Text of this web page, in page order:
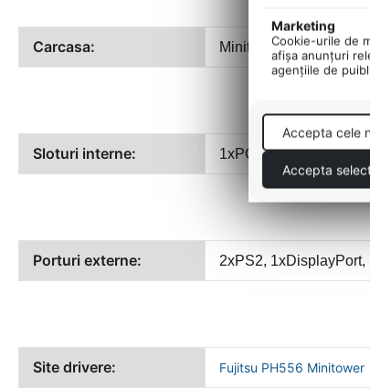
Carcasa: Minitower
Sloturi interne: 1xPCIe x16, 2xPCIe x1
Porturi externe: 2xPS2, 1xDisplayPort,
Site drivere: Fujitsu PH556 Minitower
Marketing
Cookie-urile de
afişa anunţuri
agenţiile de
Accepta cele
Accepta